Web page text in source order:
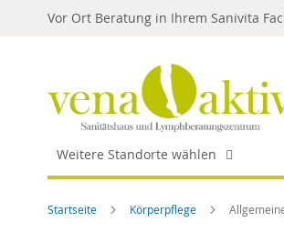
Vor Ort Beratung in Ihrem Sanivita
Weitere Standorte wählen
Startseite Körperpflege